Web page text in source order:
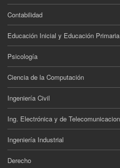
Contabilidad
Educación Inicial y Educación Primaria
Psicología
Ciencia de la Computación
Ingeniería Civil
Ing. Electrónica y de
Ingeniería Industrial
Derecho